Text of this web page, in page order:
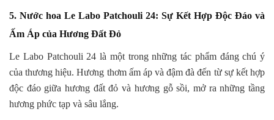
5. Nước hoa Le Labo Patchouli 24: Sự Kết Hợp Độc Đáo và
Ấm Áp của Hương Đất Đỏ
Le Labo Patchouli 24 là một trong những tác phẩm đáng chú ý
của thương hiệu. Hương thơm ấm áp và đậm đà đến từ sự kết hợp
độc đáo giữa hương đất đỏ và hương gỗ sồi, mở ra những tầng
hương phức tạp và sâu lắng.